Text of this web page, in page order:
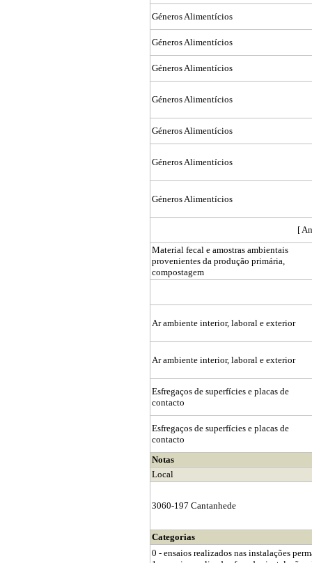
Géneros Alimentícios
Géneros Alimentícios
Géneros Alimentícios
Géneros Alimentícios
Géneros Alimentícios
Géneros Alimentícios
Géneros Alimentícios
[
Material fecal e amostras ambientais
provenientes da produção primária,
compostagem
Ar ambiente interior, laboral e exterior
Ar ambiente interior, laboral e exterior
Esfregaços de superfícies e placas de
contacto
Esfregaços de superfícies e placas de
contacto
Notas
Local
3060-197 Cantanhede
Categorias
0 - ensaios realizados nas instalações